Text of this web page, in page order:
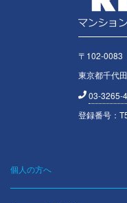
〒102-0083
東京都千代
03-3265-
登録番号：
Footer
個人の方へ